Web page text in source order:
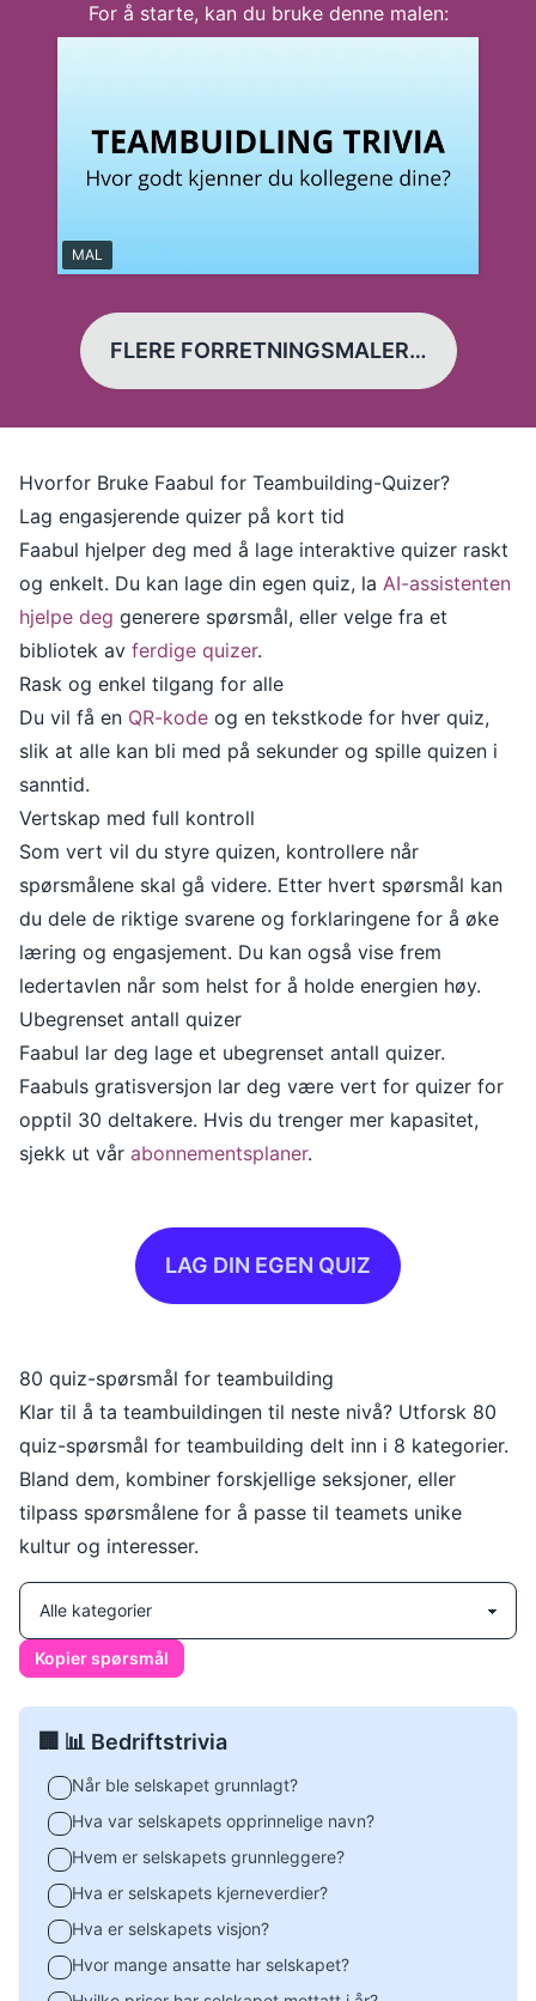
For å starte, kan du bruke denne malen:
MAL
FLERE FORRETNINGSMALER…
Hvorfor Bruke Faabul for Teambuilding-Quizer?
Lag engasjerende quizer på kort tid
Faabul hjelper deg med å lage interaktive quizer raskt
og enkelt. Du kan lage din egen quiz, la AI-assistenten
hjelpe deg generere spørsmål, eller velge fra et
bibliotek av ferdige quizer.
Rask og enkel tilgang for alle
Du vil få en QR-kode og en tekstkode for hver quiz,
slik at alle kan bli med på sekunder og spille quizen i
sanntid.
Vertskap med full kontroll
Som vert vil du styre quizen, kontrollere når
spørsmålene skal gå videre. Etter hvert spørsmål kan
du dele de riktige svarene og forklaringene for å øke
læring og engasjement. Du kan også vise frem
ledertavlen når som helst for å holde energien høy.
Ubegrenset antall quizer
Faabul lar deg lage et ubegrenset antall quizer.
Faabuls gratisversjon lar deg være vert for quizer for
opptil 30 deltakere. Hvis du trenger mer kapasitet,
sjekk ut vår abonnementsplaner.
LAG DIN EGEN QUIZ
80 quiz-spørsmål for teambuilding
Klar til å ta teambuildingen til neste nivå? Utforsk 80
quiz-spørsmål for teambuilding delt inn i 8 kategorier.
Bland dem, kombiner forskjellige seksjoner, eller
tilpass spørsmålene for å passe til teamets unike
kultur og interesser.
Kopier spørsmål
🏢 📊 Bedriftstrivia
Når ble selskapet grunnlagt?
Hva var selskapets opprinnelige navn?
Hvem er selskapets grunnleggere?
Hva er selskapets kjerneverdier?
Hva er selskapets visjon?
Hvor mange ansatte har selskapet?